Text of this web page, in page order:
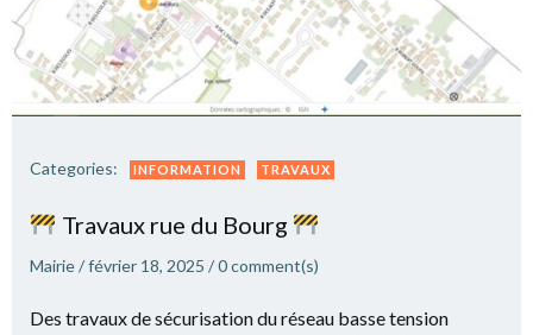
Categories: INFORMATION TRAVAUX
Travaux rue du Bourg
Mairie/février 18, 2025 /0comment(s)
Des travaux de sécurisation du réseau basse tension